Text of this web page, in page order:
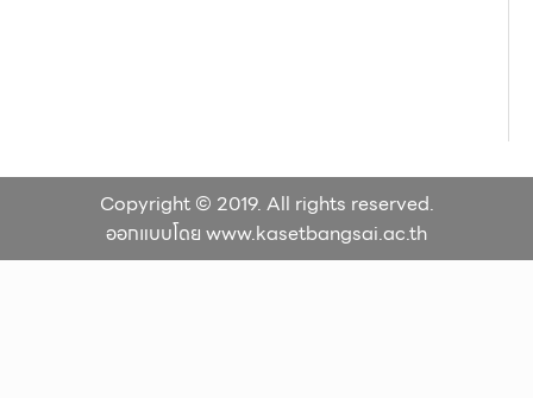
Copyright © 2019. All rights reserved.
ออกแบบโดย www.kasetbangsai.ac.th